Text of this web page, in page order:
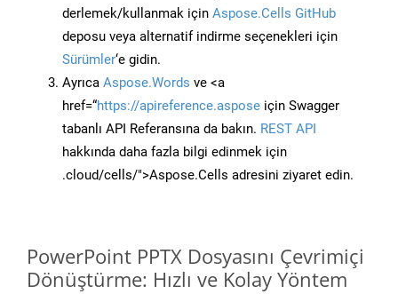
derlemek/kullanmak için Aspose.Cells GitHub
deposu veya alternatif indirme seçenekleri için
Sürümler‘e gidin.
Ayrıca Aspose.Words ve <a
href=“https://apireference.aspose için Swagger
tabanlı API Referansına da bakın. REST API
hakkında daha fazla bilgi edinmek için
.cloud/cells/">Aspose.Cells adresini ziyaret edin.
PowerPoint PPTX Dosyasını Çevrimiçi
Dönüştürme: Hızlı ve Kolay Yöntem